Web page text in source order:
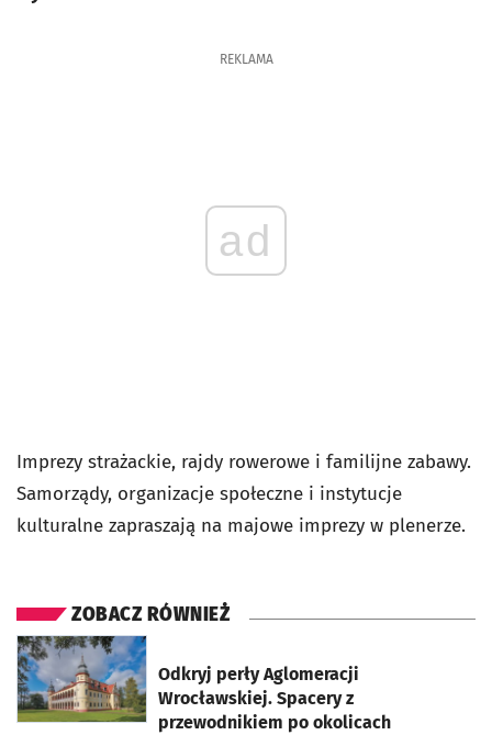
REKLAMA
ad
Imprezy strażackie, rajdy rowerowe i familijne zabawy.
Samorządy, organizacje społeczne i instytucje
kulturalne zapraszają na majowe imprezy w plenerze.
ZOBACZ RÓWNIEŻ
Odkryj perły Aglomeracji
Wrocławskiej. Spacery z
przewodnikiem po okolicach
otworzy się w nowej karcie